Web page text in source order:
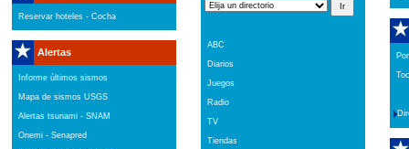
Reservar hoteles - Cocha
Alertas
Informe últimos sismos
Mapa de sismos USGS
Alertas tsunami - SNAM
Onemi - Senapred
ABC
Diarios
Juegos
Radio
TV
Tiendas